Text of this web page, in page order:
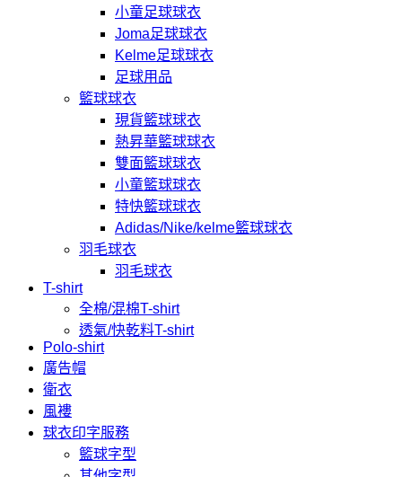
小童足球球衣
Joma足球球衣
Kelme足球球衣
足球用品
籃球球衣
現貨籃球球衣
熱昇華籃球球衣
雙面籃球球衣
小童籃球球衣
特快籃球球衣
Adidas/Nike/kelme籃球球衣
羽毛球衣
羽毛球衣
T-shirt
全棉/混棉T-shirt
透氣/快乾料T-shirt
Polo-shirt
廣告帽
衛衣
風褸
球衣印字服務
籃球字型